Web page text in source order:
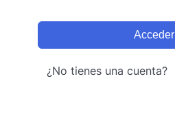
Acceder
¿No tienes una cuenta?